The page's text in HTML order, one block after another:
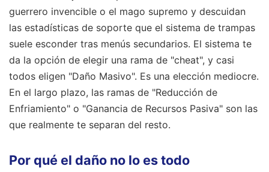
guerrero invencible o el mago supremo y descuidan
las estadísticas de soporte que el sistema de trampas
suele esconder tras menús secundarios. El sistema te
da la opción de elegir una rama de "cheat", y casi
todos eligen "Daño Masivo". Es una elección mediocre.
En el largo plazo, las ramas de "Reducción de
Enfriamiento" o "Ganancia de Recursos Pasiva" son las
que realmente te separan del resto.
Por qué el daño no lo es todo